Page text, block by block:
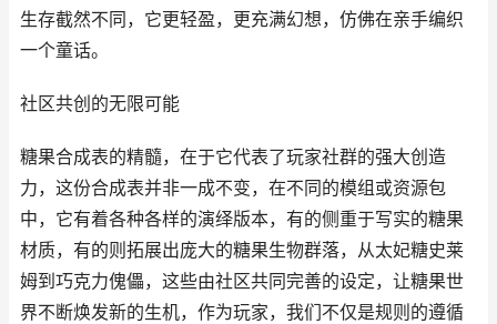
生存截然不同，它更轻盈，更充满幻想，仿佛在亲手编织
一个童话。
社区共创的无限可能
糖果合成表的精髓，在于它代表了玩家社群的强大创造
力，这份合成表并非一成不变，在不同的模组或资源包
中，它有着各种各样的演绎版本，有的侧重于写实的糖果
材质，有的则拓展出庞大的糖果生物群落，从太妃糖史莱
姆到巧克力傀儡，这些由社区共同完善的设定，让糖果世
界不断焕发新的生机，作为玩家，我们不仅是规则的遵循